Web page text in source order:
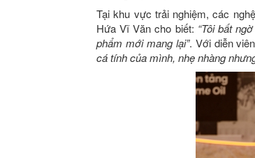
Tại khu vực trải nghiệm, các
Hứa Vĩ Văn cho biết: “Tôi bất
phẩm mới mang lại”. Với diễn
cá tính của mình, nhẹ nhàng